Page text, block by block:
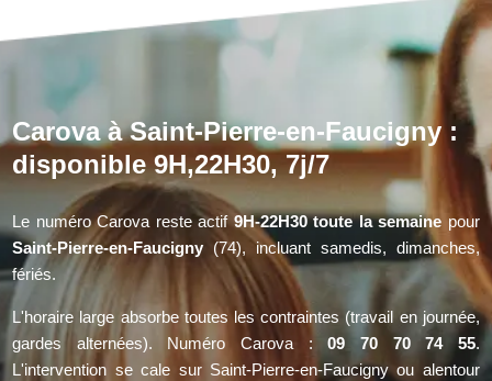
Carova à Saint-Pierre-en-Faucigny :
disponible 9H,22H30, 7j/7
Le numéro Carova reste actif 9H-22H30 toute la semaine pour
Saint-Pierre-en-Faucigny (74), incluant samedis, dimanches,
fériés.
L'horaire large absorbe toutes les contraintes (travail en journée,
gardes alternées). Numéro Carova :09 70 70 74 55.
L'intervention se cale sur Saint-Pierre-en-Faucigny ou alentour